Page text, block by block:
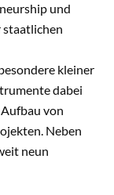
und
staatlichen
kleiner
dabei
von
Neben
neun